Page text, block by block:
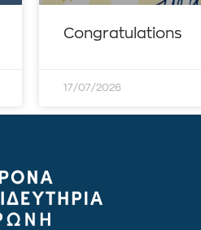
Congratulations
17/07/2026